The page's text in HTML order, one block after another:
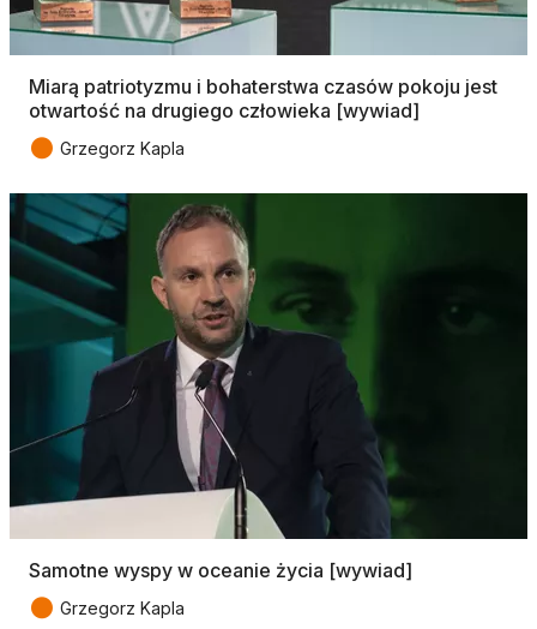
Miarą patriotyzmu i bohaterstwa czasów pokoju jest
otwartość na drugiego człowieka [wywiad]
● Grzegorz Kapla
Samotne wyspy w oceanie życia [wywiad]
● Grzegorz Kapla